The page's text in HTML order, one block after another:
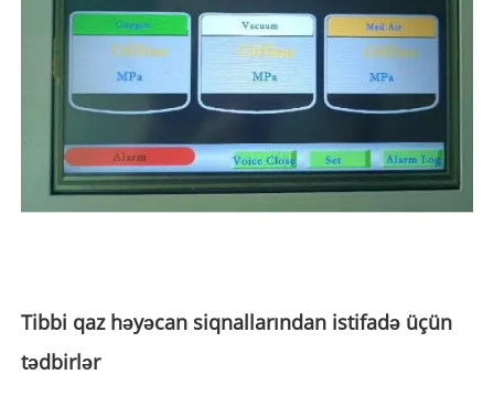
Tibbi qaz həyəcan siqnallarından istifadə üçün
tədbirlər